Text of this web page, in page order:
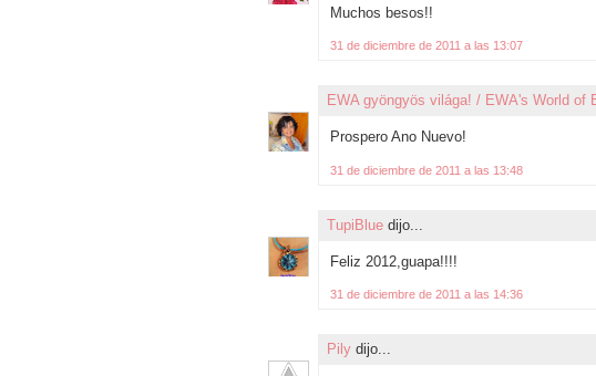
Muchos besos!!
31 de diciembre de 2011 a las 13:07
EWA gyöngyös világa! / EWA's World of
Prospero Ano Nuevo!
31 de diciembre de 2011 a las 13:48
TupiBlue dijo...
Feliz 2012,guapa!!!!
31 de diciembre de 2011 a las 14:36
Pily dijo...